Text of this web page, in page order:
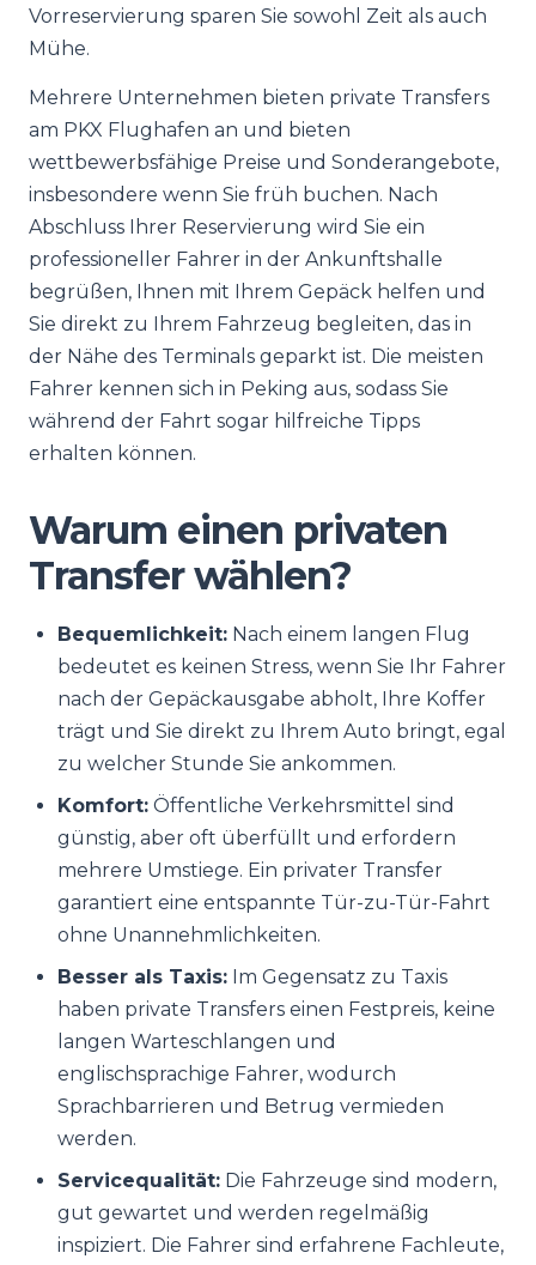
Vorreservierung sparen Sie sowohl Zeit als auch
Mühe.
Mehrere Unternehmen bieten private Transfers
am PKX Flughafen an und bieten
wettbewerbsfähige Preise und Sonderangebote,
insbesondere wenn Sie früh buchen. Nach
Abschluss Ihrer Reservierung wird Sie ein
professioneller Fahrer in der Ankunftshalle
begrüßen, Ihnen mit Ihrem Gepäck helfen und
Sie direkt zu Ihrem Fahrzeug begleiten, das in
der Nähe des Terminals geparkt ist. Die meisten
Fahrer kennen sich in Peking aus, sodass Sie
während der Fahrt sogar hilfreiche Tipps
erhalten können.
Warum einen privaten
Transfer wählen?
Bequemlichkeit: Nach einem langen Flug
bedeutet es keinen Stress, wenn Sie Ihr Fahrer
nach der Gepäckausgabe abholt, Ihre Koffer
trägt und Sie direkt zu Ihrem Auto bringt, egal
zu welcher Stunde Sie ankommen.
Komfort: Öffentliche Verkehrsmittel sind
günstig, aber oft überfüllt und erfordern
mehrere Umstiege. Ein privater Transfer
garantiert eine entspannte Tür-zu-Tür-Fahrt
ohne Unannehmlichkeiten.
Besser als Taxis: Im Gegensatz zu Taxis
haben private Transfers einen Festpreis, keine
langen Warteschlangen und
englischsprachige Fahrer, wodurch
Sprachbarrieren und Betrug vermieden
werden.
Servicequalität: Die Fahrzeuge sind modern,
gut gewartet und werden regelmäßig
inspiziert. Die Fahrer sind erfahrene Fachleute,